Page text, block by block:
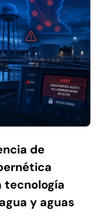
de
tecnología
y aguas